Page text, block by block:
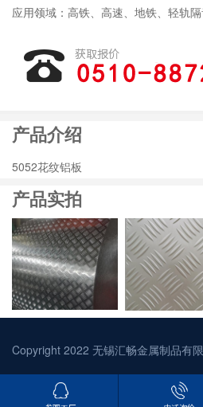
应用领域： 高铁、高速、地铁、轻轨
产品介绍
5052花纹铝板
产品实拍
Copyright 2022 无锡汇畅金属制品有